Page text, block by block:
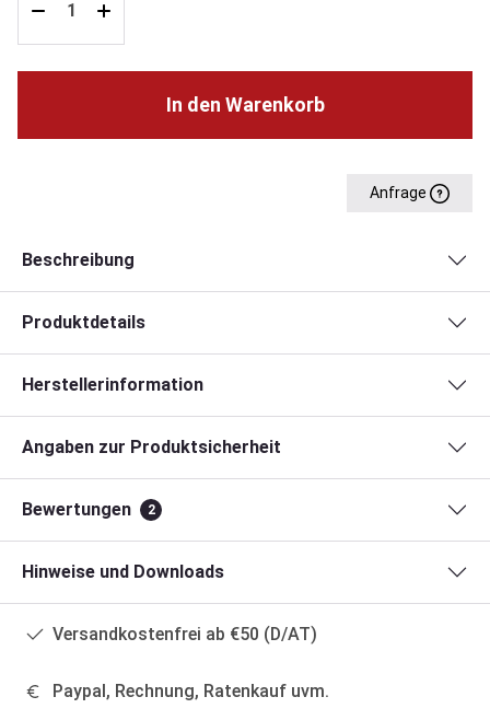
In den Warenkorb
Anfrage
Beschreibung
Produktdetails
Herstellerinformation
Angaben zur Produktsicherheit
Bewertungen 2
Hinweise und Downloads
Versandkostenfrei ab €50 (D/AT)
Paypal, Rechnung, Ratenkauf uvm.